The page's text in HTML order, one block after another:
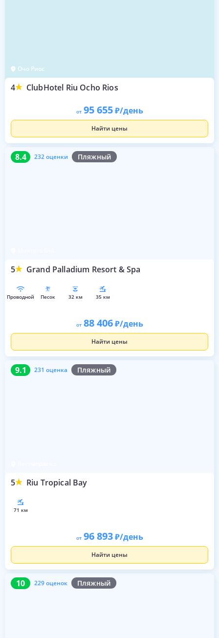
Очо Риос
4 ClubHotel Riu Ocho Rios
от 95 655 /день
Найти цены
8.4 232 оценки Пляжный
5 Grand Palladium Resort & Spa
8.4 232 оценки
проводной песок 32 км 35 км
от 88 406 /день
Найти цены
9.1 231 оценка Пляжный
5 Riu Tropical Bay
9.1 231 оценка
71 км
от 96 893 /день
Найти цены
10 229 оценок Пляжный
10 229 оценок